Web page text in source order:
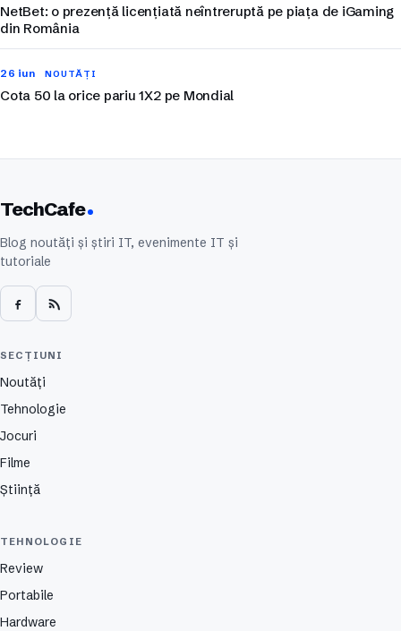
NetBet: o prezență licențiată neîntreruptă pe piața de iGaming
din România
26 iun NOUTĂȚI
Cota 50 la orice pariu 1X2 pe Mondial
TechCafe
Blog noutăți și știri IT, evenimente IT și
tutoriale
SECȚIUNI
Noutăți
Tehnologie
Jocuri
Filme
Știință
TEHNOLOGIE
Review
Portabile
Hardware